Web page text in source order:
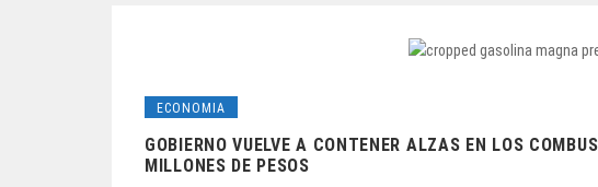
ECONOMIA
GOBIERNO VUELVE A CONTENER ALZAS EN LOS
MILLONES DE PESOS